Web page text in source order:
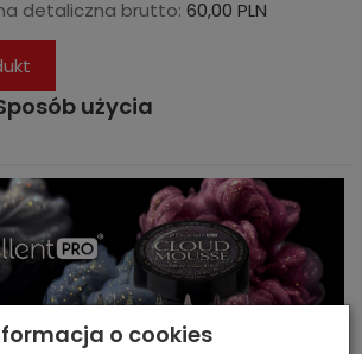
detaliczna brutto: 60,00 PLN
użycia
o cookies